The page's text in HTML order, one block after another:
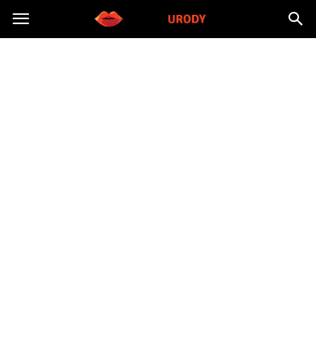
Morzeurody.pl